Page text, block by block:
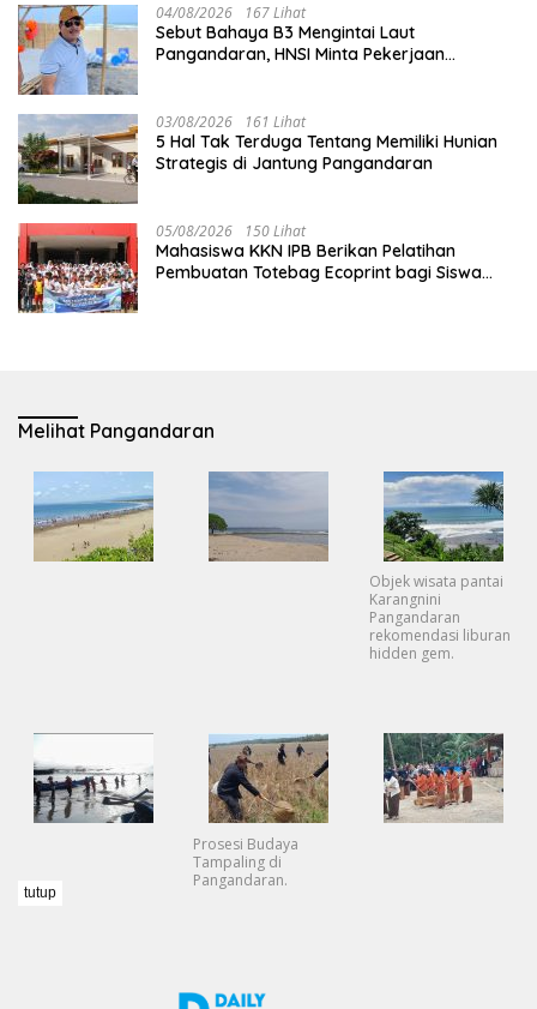
04/08/2026 167 Lihat
Sebut Bahaya B3 Mengintai Laut
Pangandaran, HNSI Minta Pekerjaan
03/08/2026 161 Lihat
5 Hal Tak Terduga Tentang Memiliki Hunian
Strategis di Jantung Pangandaran
05/08/2026 150 Lihat
Mahasiswa KKN IPB Berikan Pelatihan
Pembuatan Totebag Ecoprint bagi Siswa
Melihat Pangandaran
Objek wisata pantai
Karangnini
Pangandaran
rekomendasi liburan
hidden gem.
Prosesi Budaya
Tampaling di
Pangandaran.
tutup